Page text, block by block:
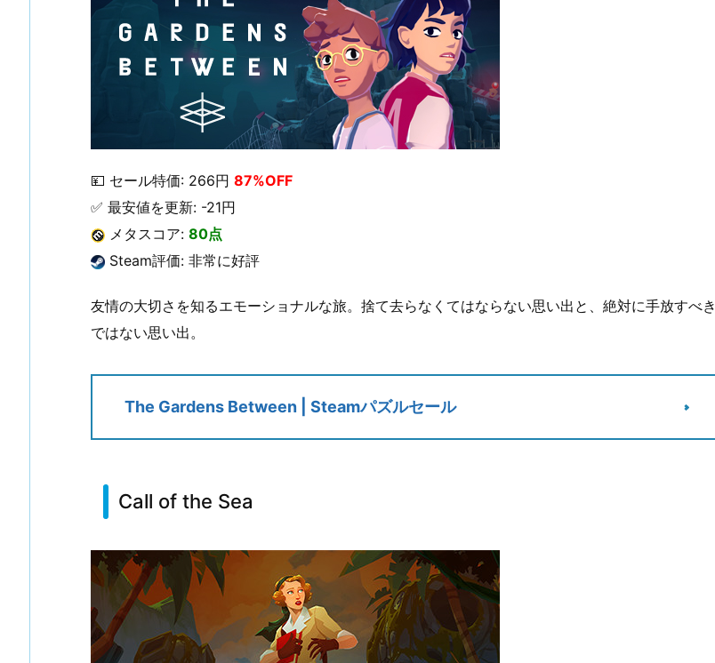
💴 セール特価: 266円 87%OFF
✅ 最安値を更新: -21円
メタスコア: 80点
Steam評価: 非常に好評
友情の大切さを知るエモーショナルな旅。捨て去らなくてはならない思い出と、絶対に手放すべき
ではない思い出。
The Gardens Between | Steamパズルセール
Call of the Sea